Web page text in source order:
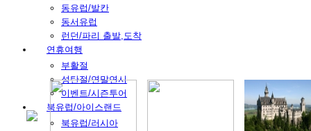
동유럽/발칸
동서유럽
런던/파리 출발,도착
연휴여행
부활절
성탄절/연말연시
이벤트/시즌투어
북유럽/아이스랜드
북유럽/러시아